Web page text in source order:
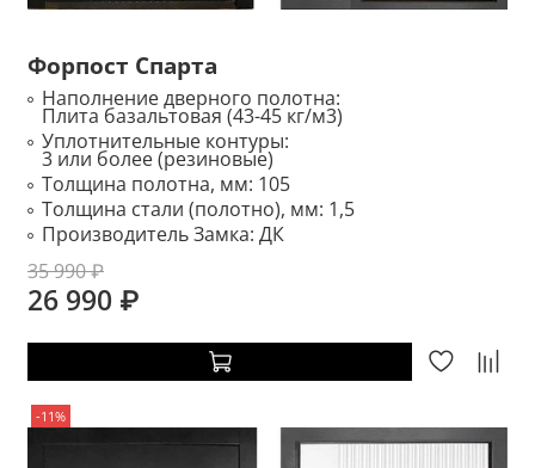
Форпост Спарта
Наполнение дверного полотна:
Плита базальтовая (43-45 кг/м3)
Уплотнительные контуры:
3 или более (резиновые)
Толщина полотна, мм: 105
Толщина стали (полотно), мм: 1,5
Производитель Замка: ДК
35 990 ₽
26 990 ₽
-11%